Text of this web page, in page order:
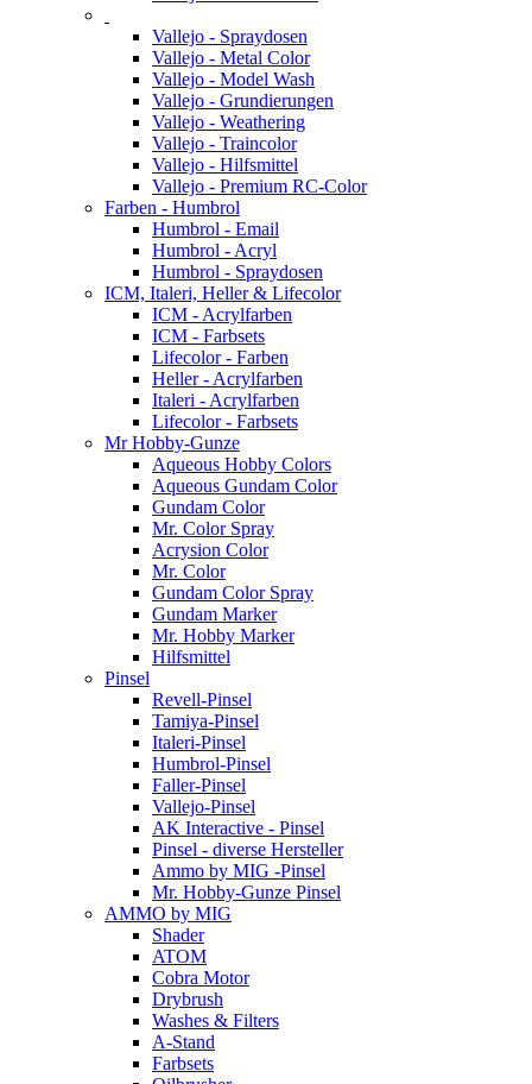
Vallejo - Spraydosen
Vallejo - Metal Color
Vallejo - Model Wash
Vallejo - Grundierungen
Vallejo - Weathering
Vallejo - Traincolor
Vallejo - Hilfsmittel
Vallejo - Premium RC-Color
Farben - Humbrol
Humbrol - Email
Humbrol - Acryl
Humbrol - Spraydosen
ICM, Italeri, Heller & Lifecolor
ICM - Acrylfarben
ICM - Farbsets
Lifecolor - Farben
Heller - Acrylfarben
Italeri - Acrylfarben
Lifecolor - Farbsets
Mr Hobby-Gunze
Aqueous Hobby Colors
Aqueous Gundam Color
Gundam Color
Mr. Color Spray
Acrysion Color
Mr. Color
Gundam Color Spray
Gundam Marker
Mr. Hobby Marker
Hilfsmittel
Pinsel
Revell-Pinsel
Tamiya-Pinsel
Italeri-Pinsel
Humbrol-Pinsel
Faller-Pinsel
Vallejo-Pinsel
AK Interactive - Pinsel
Pinsel - diverse Hersteller
Ammo by MIG -Pinsel
Mr. Hobby-Gunze Pinsel
AMMO by MIG
Shader
ATOM
Cobra Motor
Drybrush
Washes & Filters
A-Stand
Farbsets